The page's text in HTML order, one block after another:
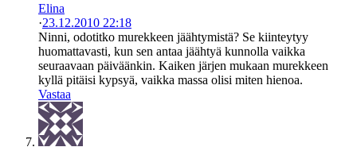
Elina
·23.12.2010 22:18
Ninni, odotitko murekkeen jäähtymistä? Se kiinteytyy
huomattavasti, kun sen antaa jäähtyä kunnolla vaikka
seuraavaan päiväänkin. Kaiken järjen mukaan murekkeen
kyllä pitäisi kypsyä, vaikka massa olisi miten hienoa.
Vastaa